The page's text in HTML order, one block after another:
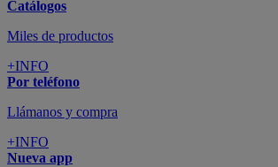
Catálogos
Miles de productos
+INFO
Por teléfono
Llámanos y compra
+INFO
Nueva app